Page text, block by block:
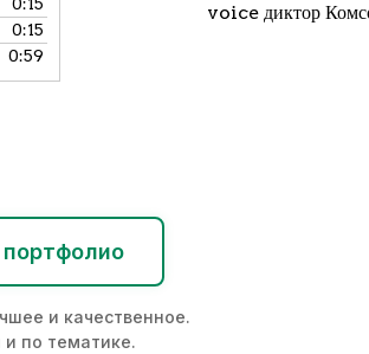
0:15
0:15
0:59
voice диктор
и качественное.
и по тематике.